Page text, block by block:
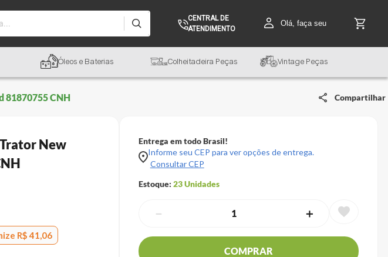
CENTRAL DE
ATENDIMENTO
Olá, faça seu
Óleos e Baterias Colheitadeira Peças Vintage Peças
81870755 CNH Compartilhar
New
R$ 41,06
Entrega em todo Brasil!
Informe seu CEP para ver opções de entrega.
Consultar CEP
Estoque: 23Unidades
＋
－
COMPRAR